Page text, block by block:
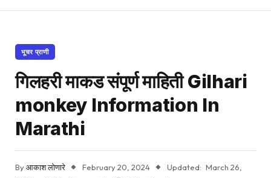
भूचर प्राणी
गिलहरी माकड संपूर्ण माहिती Gilhari
monkey Information In
Marathi
Byआकाश लोणारे February 20, 2024 Updated: March 26,